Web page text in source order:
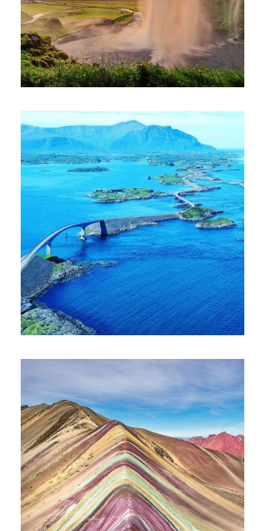
ОТВЪД РЕАЛНОСТТА, ПЪЛНА
ОБИКОЛНА ПРОГРАМА С ВОДАЧ НА
БЪЛГАРСКИ, УТВЪРДЕНА ПРОГРАМА,
ОЧАКВАЙТЕ ДАТА ЗА 2027 Г.
€4,655
НОЩИ НА ОСТРОВИТЕ ЛОФОТЕН С
€3,095